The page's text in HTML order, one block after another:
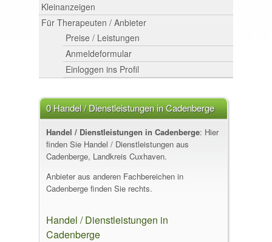
Kleinanzeigen
Für Therapeuten / Anbieter
Preise / Leistungen
Anmeldeformular
Einloggen ins Profil
0 Handel / Dienstleistungen in Cadenberge
Handel / Dienstleistungen in Cadenberge: Hier
finden Sie Handel / Dienstleistungen aus
Cadenberge, Landkreis Cuxhaven.
Anbieter aus anderen Fachbereichen in
Cadenberge finden Sie rechts.
Handel / Dienstleistungen in
Cadenberge